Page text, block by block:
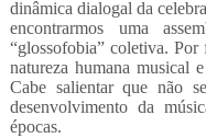
dinâmica dialogal da
encontrarmos uma
“glossofobia” coletiva. Por
natureza humana musical
Cabe salientar que não
desenvolvimento da
épocas.